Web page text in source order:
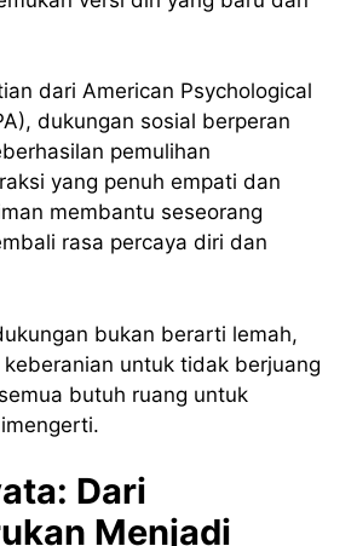
dari American Psychological
dukungan sosial berperan
pemulihan
yang penuh empati dan
membantu seseorang
rasa percaya diri dan
bukan berarti lemah,
untuk tidak berjuang
butuh ruang untuk
Dari
Menjadi